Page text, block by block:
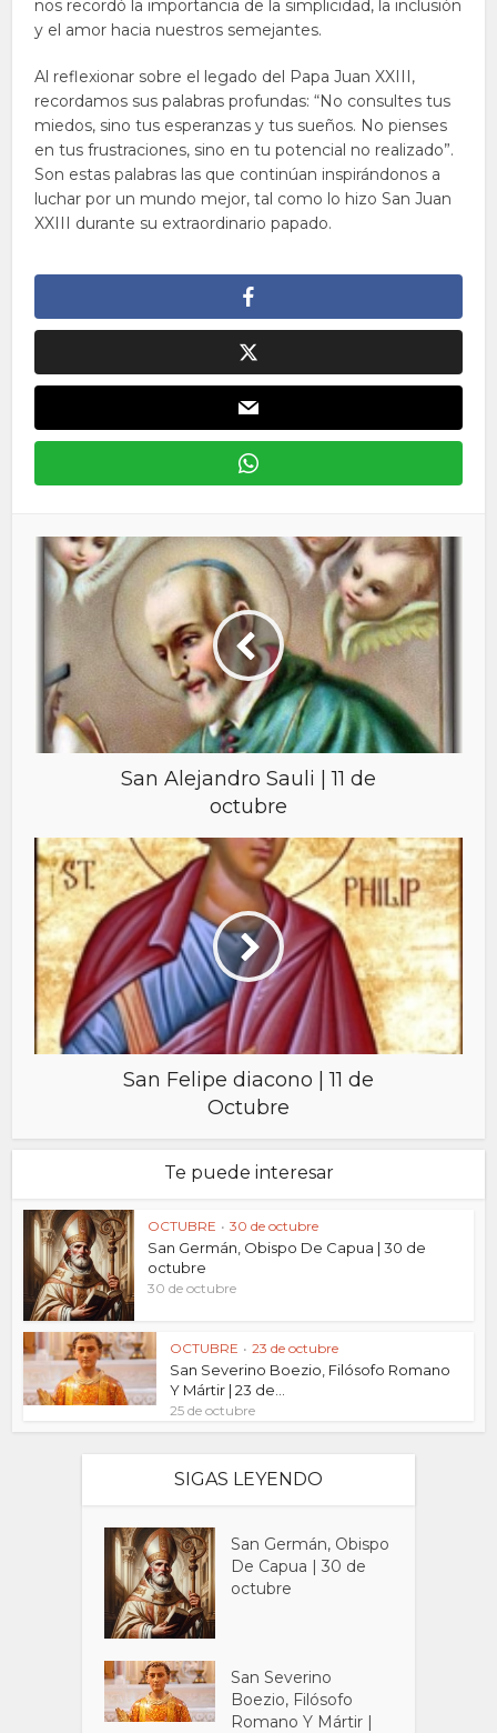
nos recordó la importancia de la simplicidad, la inclusión
y el amor hacia nuestros semejantes.
Al reflexionar sobre el legado del Papa Juan XXIII,
recordamos sus palabras profundas: “No consultes tus
miedos, sino tus esperanzas y tus sueños. No pienses
en tus frustraciones, sino en tu potencial no realizado”.
Son estas palabras las que continúan inspirándonos a
luchar por un mundo mejor, tal como lo hizo San Juan
XXIII durante su extraordinario papado.
San Alejandro Sauli | 11 de
octubre
San Felipe diacono | 11 de
Octubre
Te puede interesar
OCTUBRE • 30 de octubre
San Germán, Obispo De Capua | 30 de
octubre
30 de octubre
OCTUBRE • 23 de octubre
San Severino Boezio, Filósofo Romano
Y Mártir | 23 de...
25 de octubre
SIGAS LEYENDO
San Germán, Obispo
De Capua | 30 de
octubre
San Severino
Boezio, Filósofo
Romano Y Mártir |